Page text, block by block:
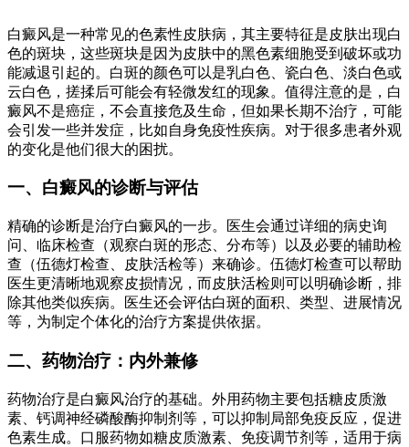
白癜风是一种常见的色素性皮肤病，其主要特征是皮肤出现白
色的斑块，这些斑块是因为皮肤中的黑色素细胞受到破坏或功
能减退引起的。白斑的颜色可以是乳白色、瓷白色、淡白色或
云白色，搓揉后可能会有轻微发红的现象。值得注意的是，白
癜风不是癌症，不会直接危及生命，但如果长期不治疗，可能
会引发一些并发症，比如自身免疫性疾病。对于很多患者外观
的变化是他们很大的困扰。
一、白癜风的诊断与评估
精确的诊断是治疗白癜风的一步。医生会通过详细的病史询
问、临床检查（观察白斑的形态、分布等）以及必要的辅助检
查（伍德灯检查、皮肤活检等）来确诊。伍德灯检查可以帮助
医生更清晰地观察皮损情况，而皮肤活检则可以明确诊断，排
除其他类似疾病。医生还会评估白斑的面积、类型、进展情况
等，为制定个体化的治疗方案提供依据。
二、药物治疗：内外兼修
药物治疗是白癜风治疗的基础。外用药物主要包括糖皮质激
素、钙调神经磷酸酶抑制剂等，可以抑制局部免疫反应，促进
色素生成。口服药物如糖皮质激素、免疫调节剂等，适用于病